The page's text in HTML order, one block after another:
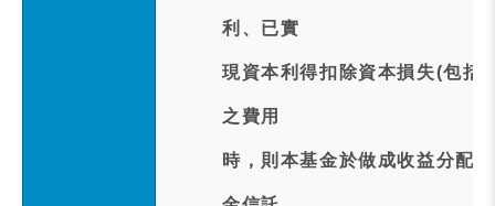
利、已實
現資本利得扣除資本損失(包括
之費用
時，則本基金於做成收益分配